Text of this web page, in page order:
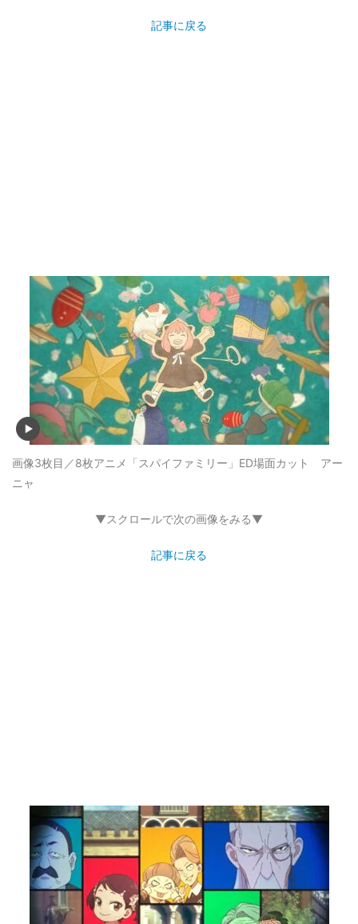
記事に戻る
画像3枚目／8枚アニメ「スパイファミリー」ED場面カット アー
ニャ
▼スクロールで次の画像をみる▼
記事に戻る